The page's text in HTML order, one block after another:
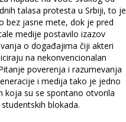
talasa protesta u Srbiji, to je
bez jasne mete, dok je pred
medije postavilo izazov
o događajima čiji akteri
na nekonvencionalan
poverenja i razumevanja
i medija tako je jedno
koja su se spontano otvorila
blokada.